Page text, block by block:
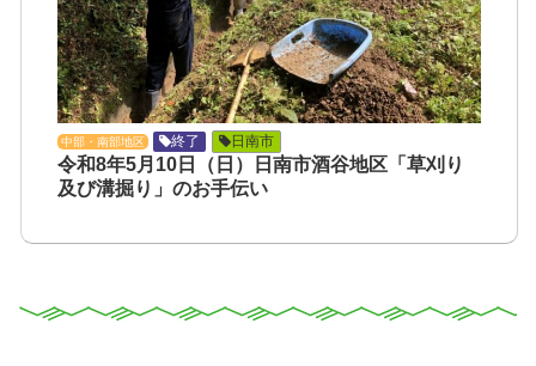
中部・南部地区 終了 日南市
令和8年5月10日（日）日南市酒谷地区「草刈り
及び溝掘り」のお手伝い